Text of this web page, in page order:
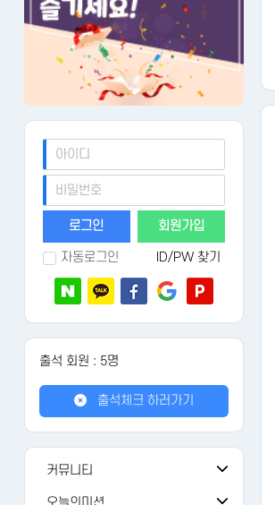
회원가입
자동로그인 ID/PW 찾기
출석 회원 : 5명
출석체크 하러가기
커뮤니티
공지사항